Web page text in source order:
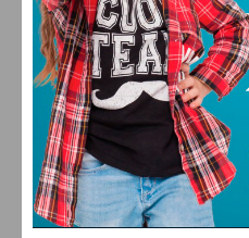
FARMACIAS DE
FERREIRA